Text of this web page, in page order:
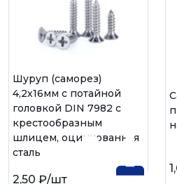
Шуруп (саморез)
4,2х16мм с потайной
головкой DIN 7982 с
крестообразным
шлицем, оцинкованная
сталь
2,50 ₽/шт